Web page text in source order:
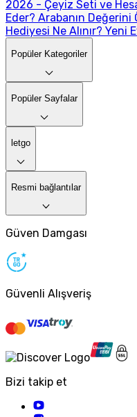
2026 - Çeyiz Seti ve
Eder? Arabanın Değerini
Hediyesi Ne Alınır? Yeni
Popüler Kategoriler
Popüler Sayfalar
letgo
Resmi bağlantılar
Güven Damgası
Güvenli Alışveriş
Bizi takip et